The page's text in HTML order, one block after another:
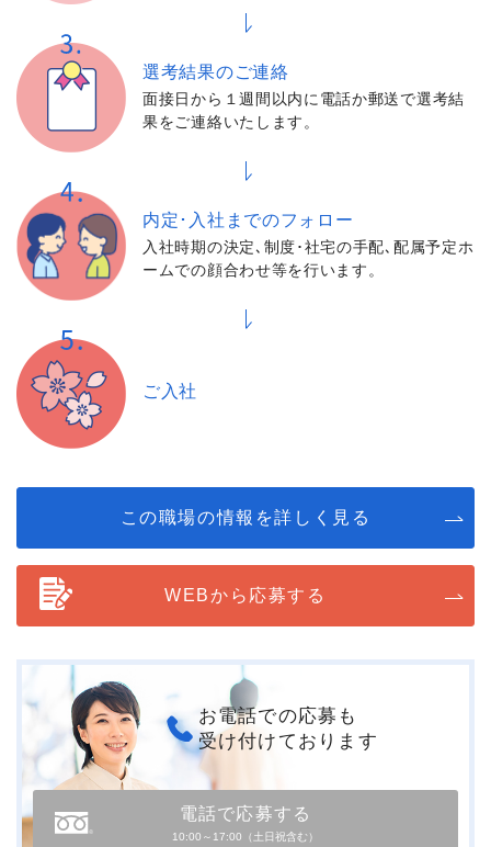
選考結果のご連絡
面接日から１週間以内に電話か郵送で選考結
果をご連絡いたします。
内定･入社までのフォロー
入社時期の決定､制度･社宅の手配､配属予定ホ
ームでの顔合わせ等を行います。
ご入社
この職場の情報を詳しく見る
WEBから応募する
お電話での応募も
受け付けております
電話で応募する
10:00～17:00（土日祝含む）